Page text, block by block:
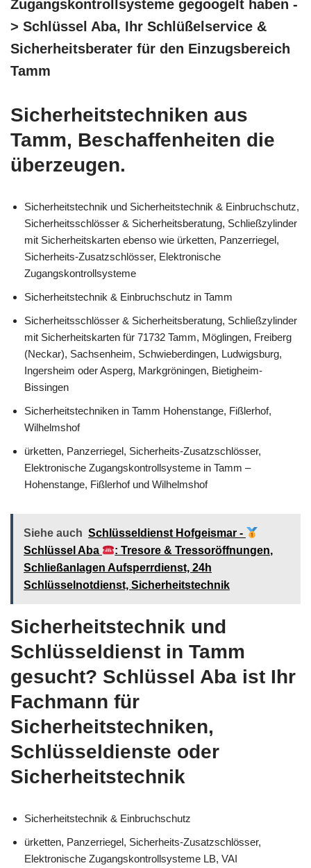
Zugangskontrollsysteme gegoogelt haben -
> Schlüssel Aba, Ihr Schlüßelservice &
Sicherheitsberater für den Einzugsbereich
Tamm
Sicherheitstechniken aus
Tamm, Beschaffenheiten die
überzeugen.
Sicherheitstechnik und Sicherheitstechnik & Einbruchschutz,
Sicherheitsschlösser & Sicherheitsberatung, Schließzylinder
mit Sicherheitskarten ebenso wie ürketten, Panzerriegel,
Sicherheits-Zusatzschlösser, Elektronische
Zugangskontrollsysteme
Sicherheitstechnik & Einbruchschutz in Tamm
Sicherheitsschlösser & Sicherheitsberatung, Schließzylinder
mit Sicherheitskarten für 71732 Tamm, Möglingen, Freiberg
(Neckar), Sachsenheim, Schwieberdingen, Ludwigsburg,
Ingersheim oder Asperg, Markgröningen, Bietigheim-
Bissingen
Sicherheitstechniken in Tamm Hohenstange, Fißlerhof,
Wilhelmshof
ürketten, Panzerriegel, Sicherheits-Zusatzschlösser,
Elektronische Zugangskontrollsysteme in Tamm –
Hohenstange, Fißlerhof und Wilhelmshof
Siehe auch Schlüsseldienst Hofgeismar -
Schlüssel Aba
: Tresore & Tressoröffnungen,
Schließanlagen Aufsperrdienst, 24h
Schlüsselnotdienst, Sicherheitstechnik
Sicherheitstechnik und
Schlüsseldienst in Tamm
gesucht? Schlüssel Aba ist Ihr
Fachmann für
Sicherheitstechniken,
Schlüsseldienste oder
Sicherheitstechnik
Sicherheitstechnik & Einbruchschutz
ürketten, Panzerriegel, Sicherheits-Zusatzschlösser,
Elektronische Zugangskontrollsysteme LB, VAI